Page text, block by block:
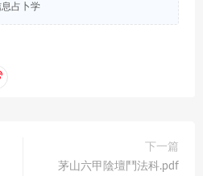
占卜学
下一篇
茅山六甲陰壇鬥法科.pdf